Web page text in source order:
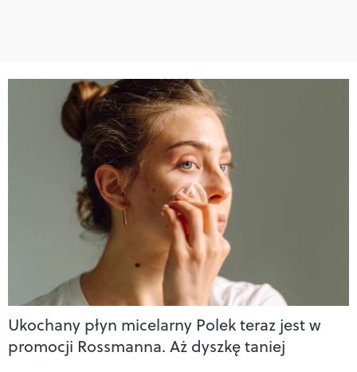
Ukochany płyn micelarny Polek teraz jest w
promocji Rossmanna. Aż dyszkę taniej